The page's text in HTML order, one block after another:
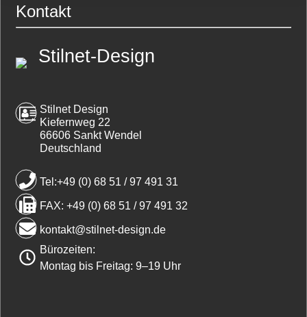
Kontakt
Stilnet-Design
Stilnet Design
Kiefernweg 22
66606 Sankt Wendel
Deutschland
Tel:+49 (0) 68 51 / 97 491 31
FAX: +49 (0) 68 51 / 97 491 32
kontakt@stilnet-design.de
Bürozeiten:
Montag bis Freitag: 9–19 Uhr